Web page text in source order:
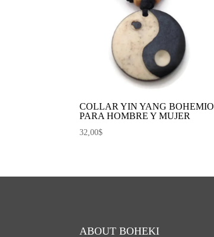
COLLAR YIN YANG BOHEMIO
PARA HOMBRE Y MUJER
32,00$
ABOUT BOHEKI